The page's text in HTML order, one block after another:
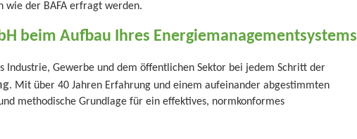
wie der BAFA erfragt werden.
beim Aufbau Ihres Energiemanagementsystems
Industrie, Gewerbe und dem öffentlichen Sektor bei jedem Schritt der
. Mit über 40 Jahren Erfahrung und einem aufeinander abgestimmten
methodische Grundlage für ein effektives, normkonformes